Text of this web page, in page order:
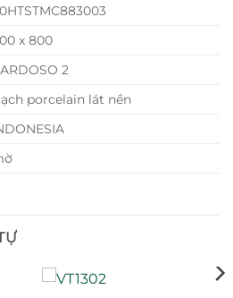
x 800
2
porcelain lát nền